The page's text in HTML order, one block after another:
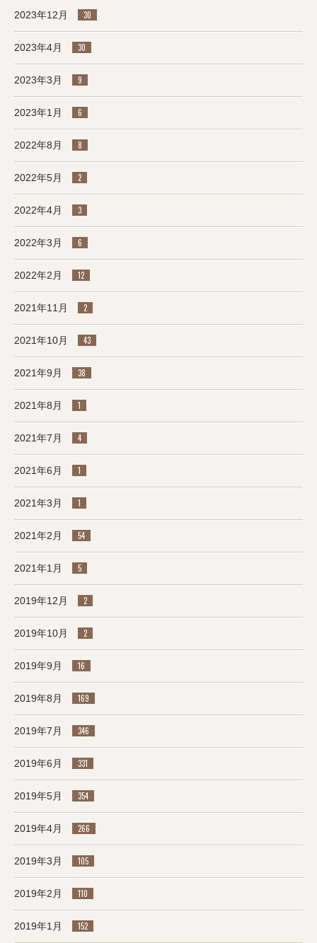
2023年12月 30
2023年4月 30
2023年3月 9
2023年1月 6
2022年8月 8
2022年5月 2
2022年4月 3
2022年3月 6
2022年2月 12
2021年11月 2
2021年10月 43
2021年9月 38
2021年8月 1
2021年7月 4
2021年6月 1
2021年3月 1
2021年2月 54
2021年1月 5
2019年12月 2
2019年10月 2
2019年9月 16
2019年8月 169
2019年7月 346
2019年6月 331
2019年5月 354
2019年4月 266
2019年3月 105
2019年2月 110
2019年1月 152